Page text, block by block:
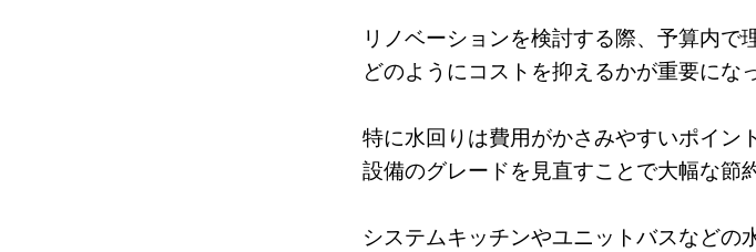
リノベーションを検討する際、予算内で
どのようにコストを抑えるかが重要にな
特に水回りは費用がかさみやすいポイン
設備のグレードを見直すことで大幅な節
システムキッチンやユニットバスなど